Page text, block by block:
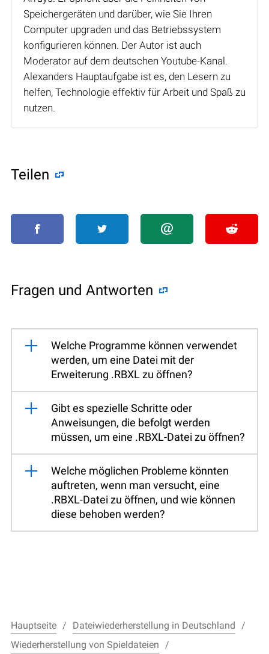
Speichergeräten und darüber, wie Sie Ihren
Computer upgraden und das Betriebssystem
konfigurieren können. Der Autor ist auch
Moderator auf dem deutschen Youtube-Kanal.
Alexanders Hauptaufgabe ist es, den Lesern zu
helfen, Technologie effektiv für Arbeit und Spaß zu
nutzen.
Teilen
Fragen und Antworten
Welche Programme können verwendet
werden, um eine Datei mit der
Erweiterung .RBXL zu öffnen?
Gibt es spezielle Schritte oder
Anweisungen, die befolgt werden
müssen, um eine .RBXL-Datei zu öffnen?
Welche möglichen Probleme könnten
auftreten, wenn man versucht, eine
.RBXL-Datei zu öffnen, und wie können
diese behoben werden?
Hauptseite
Dateiwiederherstellung in Deutschland
Wiederherstellung von Spieldateien